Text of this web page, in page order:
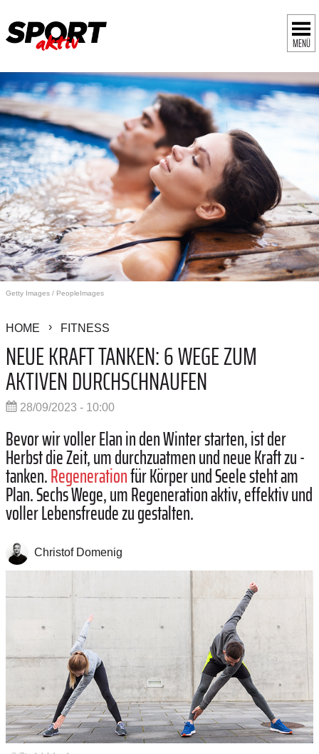
MENÜ
Getty Images / PeopleImages
HOME FITNESS
NEUE KRAFT TANKEN: 6 WEGE ZUM
AKTIVEN DURCHSCHNAUFEN
28/09/2023 - 10:00
Bevor wir voller Elan in den Winter ­starten, ist der
Herbst die Zeit, um durchzuatmen und neue Kraft zu ­
tanken.Regenerationfür Körper und Seele steht am
Plan. Sechs Wege, um Regeneration aktiv, effektiv und
voller Lebensfreude zu gestalten.
Christof Domenig